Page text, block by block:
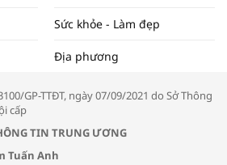
Tọa đàm “Xúc tiến thương mại: Khơi
Sức khỏe - Làm đẹp
Địa phương
GP-TTĐT, ngày 07/09/2021 do Sở Thông
cấp
TIN TRUNG ƯƠNG
Tuấn Anh